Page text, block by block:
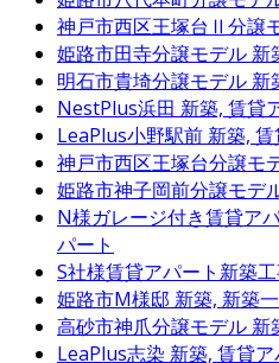
神戸市西区王塚台Ⅱ分譲
姫路市田寺分譲モデル 新
明石市貴埼分譲モデル 新
NestPlus浜田 新築, 賃貸
LeaPlus小野駅前 新築,
神戸市西区王塚台分譲モ
姫路市神子岡前分譲モデ
N様ガレージ付き賃貸ア
パート
S社様賃貸アパート新築
姫路市M様邸 新築, 新築
高砂市神爪分譲モデル 新
LeaPlus志染 新築, 賃貸ア